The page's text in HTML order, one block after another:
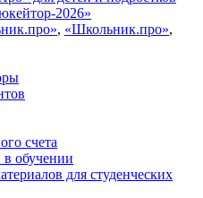
2026»
, «Школьник.про»,
счета
обучении
для студенческих